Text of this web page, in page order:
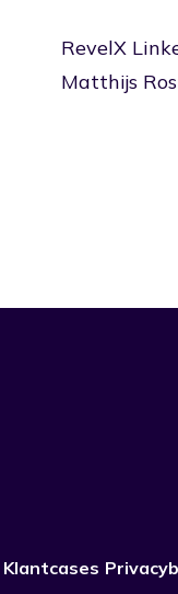
RevelX
Matthijs
Klantcases